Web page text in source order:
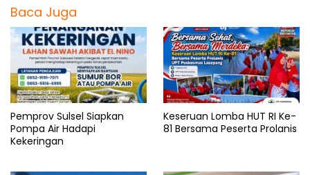
Baca Juga
Pemprov Sulsel Siapkan
Pompa Air Hadapi
Kekeringan
Keseruan Lomba HUT RI Ke-
81 Bersama Peserta Prolanis